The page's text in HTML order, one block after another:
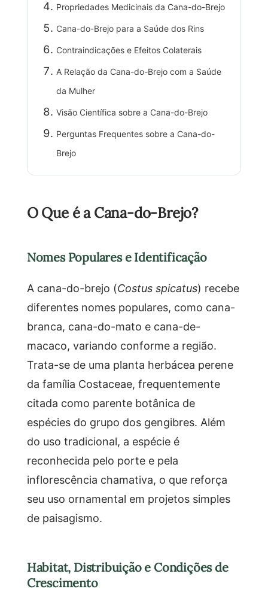
Propriedades Medicinais da Cana-do-Brejo
Cana-do-Brejo para a Saúde dos Rins
Contraindicações e Efeitos Colaterais
A Relação da Cana-do-Brejo com a Saúde
da Mulher
Visão Científica sobre a Cana-do-Brejo
Perguntas Frequentes sobre a Cana-do-
Brejo
O Que é a Cana-do-Brejo?
Nomes Populares e Identificação
A cana-do-brejo (Costus spicatus) recebe
diferentes nomes populares, como cana-
branca, cana-do-mato e cana-de-
macaco, variando conforme a região.
Trata-se de uma planta herbácea perene
da família Costaceae, frequentemente
citada como parente botânica de
espécies do grupo dos gengibres. Além
do uso tradicional, a espécie é
reconhecida pelo porte e pela
inflorescência chamativa, o que reforça
seu uso ornamental em projetos simples
de paisagismo.
Habitat, Distribuição e Condições de
Crescimento